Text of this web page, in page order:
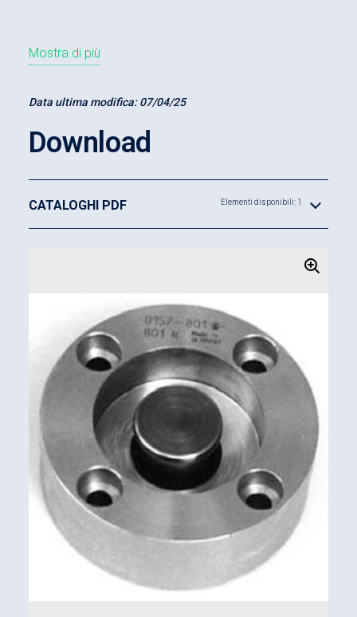
Mostra di più
Data ultima modifica:07/04/25
Download
CATALOGHI PDF Elementi disponibili: 1